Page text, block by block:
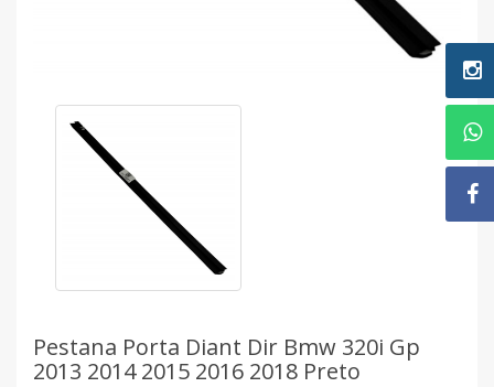
Pestana Porta Diant Dir Bmw 320i Gp
2013 2014 2015 2016 2018 Preto